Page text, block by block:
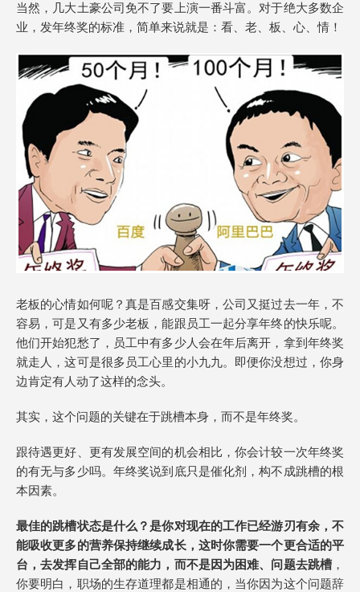
当然，几大土豪公司免不了要上演一番斗富。对于绝大多数企
业，发年终奖的标准，简单来说就是：看、老、板、心、情！
老板的心情如何呢？真是百感交集呀，公司又挺过去一年，不
容易，可是又有多少老板，能跟员工一起分享年终的快乐呢。
他们开始犯愁了，员工中有多少人会在年后离开，拿到年终奖
就走人，这可是很多员工心里的小九九。即便你没想过，你身
边肯定有人动了这样的念头。
其实，这个问题的关键在于跳槽本身，而不是年终奖。
跟待遇更好、更有发展空间的机会相比，你会计较一次年终奖
的有无与多少吗。年终奖说到底只是催化剂，构不成跳槽的根
本因素。
最佳的跳槽状态是什么？是你对现在的工作已经游刃有余，不
能吸收更多的营养保持继续成长，这时你需要一个更合适的平
台，去发挥自己全部的能力，而不是因为困难、问题去跳槽 ，
你要明白，职场的生存道理都是相通的，当你因为这个问题辞